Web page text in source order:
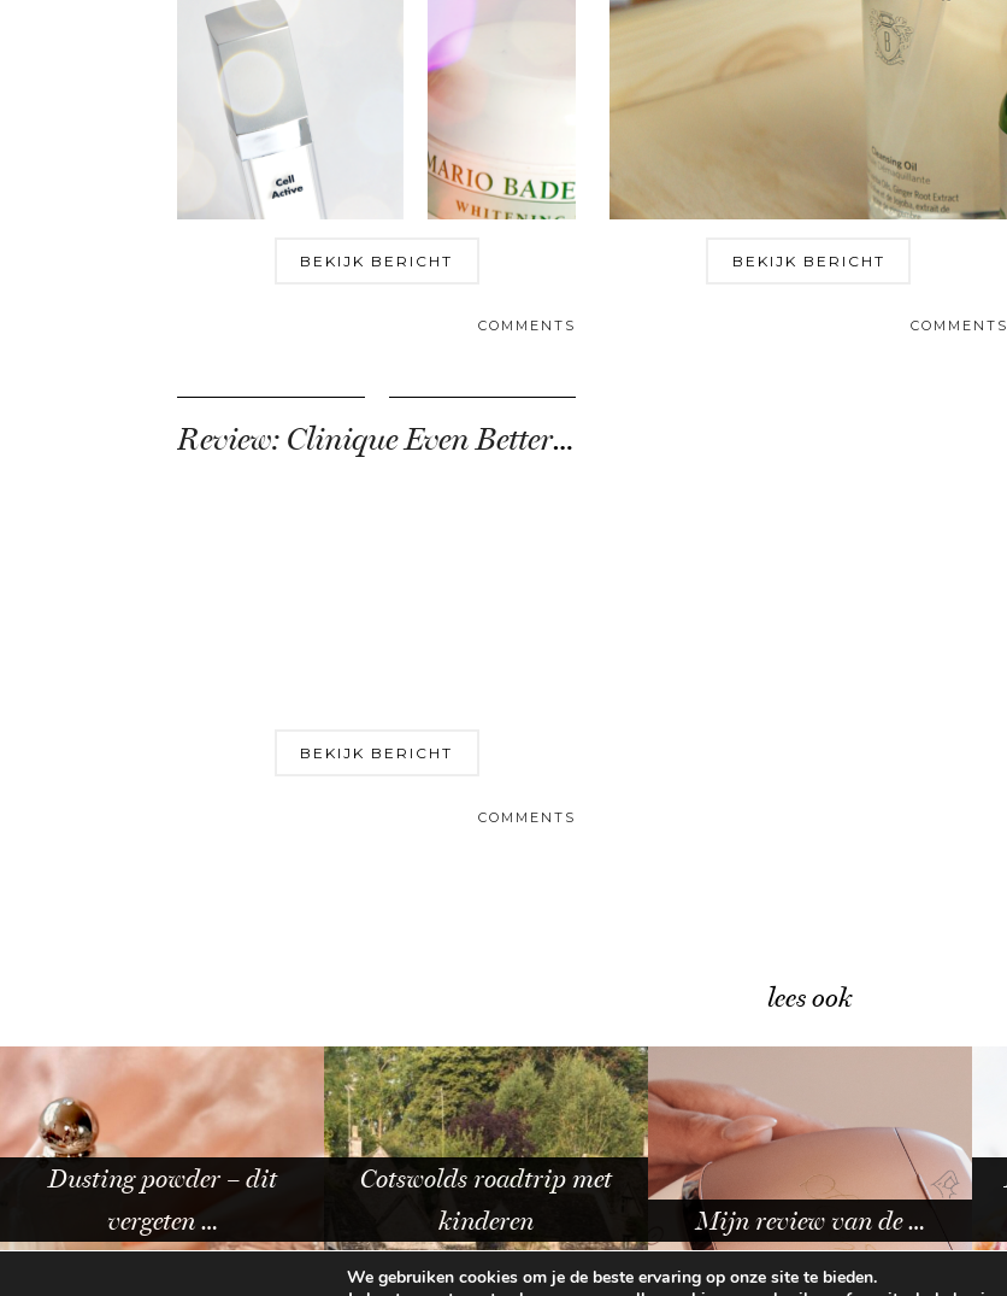
BEKIJK BERICHT
COMMENTS
BEKIJK BERICHT
COMMENTS
Review: Clinique Even Better Dark Spot Corrector
BEKIJK BERICHT
COMMENTS
lees ook
Cotswolds roadtrip met
kinderen
Mijn review van de …
Lente flatbreads recept –
snel & …
We gebruiken cookies om je de beste ervaring op onze site te bieden.